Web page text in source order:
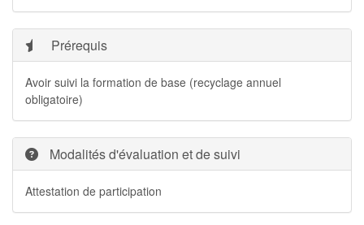
Prérequis
Avoir suivi la formation de base (recyclage annuel
obligatoire)
Modalités d'évaluation et de suivi
Attestation de participation